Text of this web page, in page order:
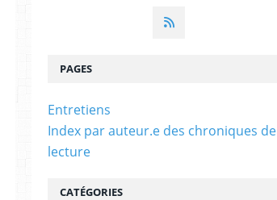
PAGES
Entretiens
Index par auteur.e des chroniques de
lecture
CATÉGORIES